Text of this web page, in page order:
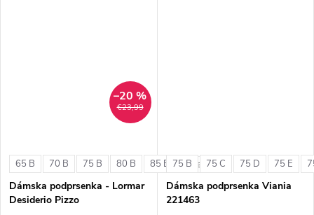
€23,99
–20 %
65 B 70 B 75 B 80 B 85 B + ďalšie
Dámska podprsenka - Lormar
Desiderio Pizzo
75 B 75 C 75 D 75 E
Dámska podprsenka Viania
221463